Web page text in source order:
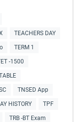
TEACHERS DAY
TERM 1
-1500
TNSED App
HISTORY TPF
TRB -BT Exam